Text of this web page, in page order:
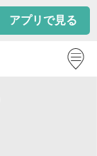
アプリで見る